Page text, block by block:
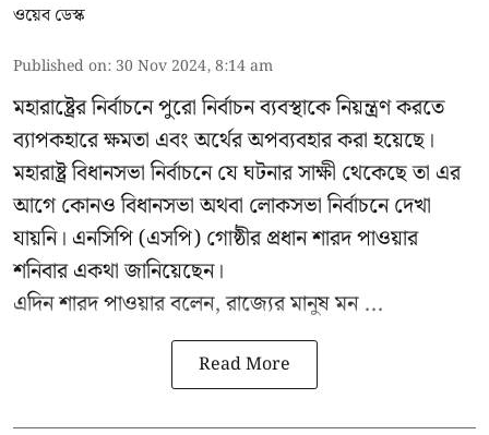
ওয়েব ডেস্ক
Published on: 30 Nov 2024, 8:14 am
মহারাষ্ট্রের নির্বাচনে পুরো নির্বাচন ব্যবস্থাকে নিয়ন্ত্রণ করতে
ব্যাপকহারে ক্ষমতা এবং অর্থের অপব্যবহার করা হয়েছে।
মহারাষ্ট্র বিধানসভা নির্বাচনে যে ঘটনার সাক্ষী থেকেছে তা এর
আগে কোনও বিধানসভা অথবা লোকসভা নির্বাচনে দেখা
যায়নি। এনসিপি (এসপি) গোষ্ঠীর প্রধানশারদ পাওয়ার
শনিবার একথা জানিয়েছেন।
এদিন শারদ পাওয়ার বলেন, রাজ্যের মানুষ মন ...
Read More